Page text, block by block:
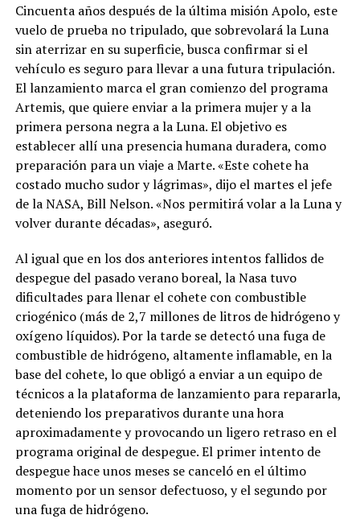
Cincuenta años después de la última misión Apolo, este
vuelo de prueba no tripulado, que sobrevolará la Luna
sin aterrizar en su superficie, busca confirmar si el
vehículo es seguro para llevar a una futura tripulación.
El lanzamiento marca el gran comienzo del programa
Artemis, que quiere enviar a la primera mujer y a la
primera persona negra a la Luna. El objetivo es
establecer allí una presencia humana duradera, como
preparación para un viaje a Marte. «Este cohete ha
costado mucho sudor y lágrimas», dijo el martes el jefe
de la NASA, Bill Nelson. «Nos permitirá volar a la Luna y
volver durante décadas», aseguró.
Al igual que en los dos anteriores intentos fallidos de
despegue del pasado verano boreal, la Nasa tuvo
dificultades para llenar el cohete con combustible
criogénico (más de 2,7 millones de litros de hidrógeno y
oxígeno líquidos). Por la tarde se detectó una fuga de
combustible de hidrógeno, altamente inflamable, en la
base del cohete, lo que obligó a enviar a un equipo de
técnicos a la plataforma de lanzamiento para repararla,
deteniendo los preparativos durante una hora
aproximadamente y provocando un ligero retraso en el
programa original de despegue. El primer intento de
despegue hace unos meses se canceló en el último
momento por un sensor defectuoso, y el segundo por
una fuga de hidrógeno.